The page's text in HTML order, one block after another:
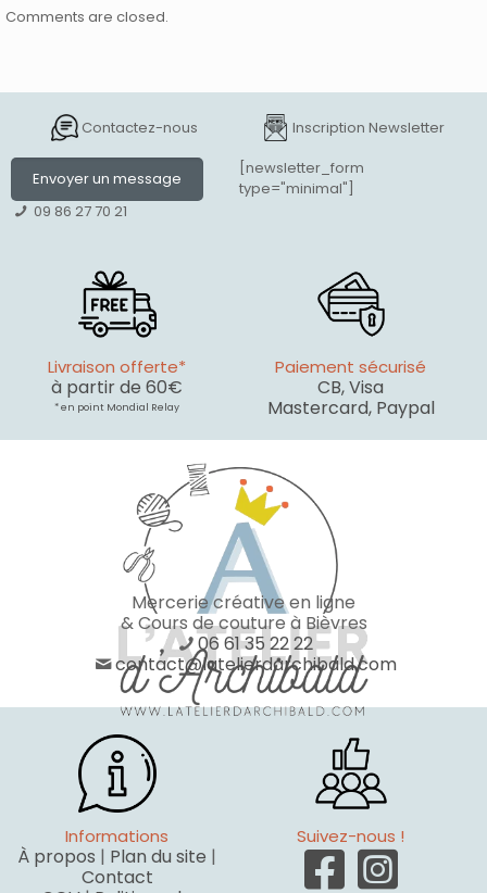
Comments are closed.
Contactez-nous
Envoyer un message
09 86 27 70 21
Inscription Newsletter
[newsletter_form
type="minimal"]
Livraison offerte*
à partir de 60€
* en point Mondial Relay
Paiement sécurisé
CB, Visa
Mastercard, Paypal
Mercerie créative en ligne
& Cours de couture à Bièvres
06 61 35 22 22
contact@latelierdarchibald.com
Informations
À propos | Plan du site |
Contact
Suivez-nous !